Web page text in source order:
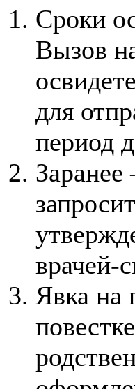
Сроки
Вызов
для
период
врачей-
Явка на